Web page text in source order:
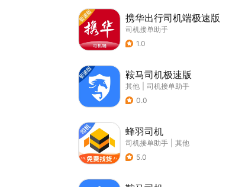
携华出行司机端极速版
司机接单助手
1.0
鞍马司机极速版
其他
司机接单助手
0.0
蜂羽司机
司机接单助手
其他
5.0